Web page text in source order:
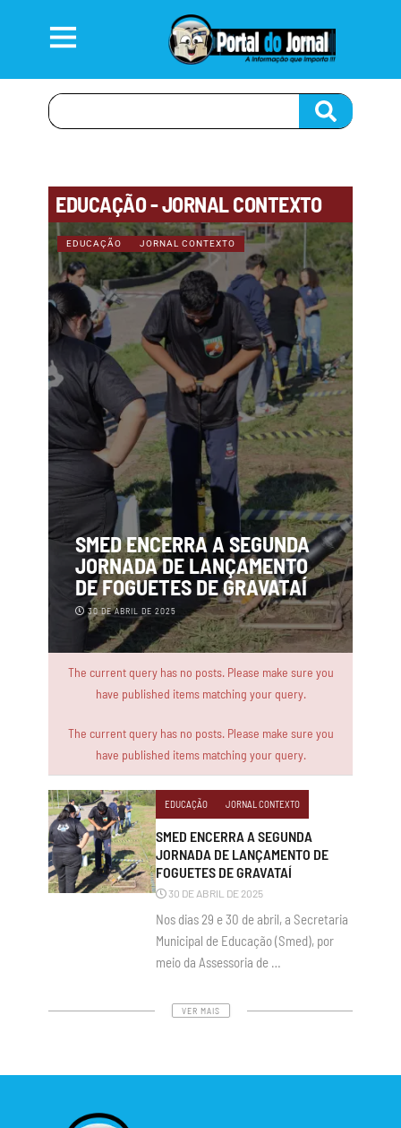
EDUCAÇÃO - JORNAL CONTEXTO
EDUCAÇÃO JORNAL CONTEXTO
SMED ENCERRA A SEGUNDA
JORNADA DE LANÇAMENTO
DE FOGUETES DE GRAVATAÍ
30 DE ABRIL DE 2025
The current query has no posts. Please make sure you
have published items matching your query.
The current query has no posts. Please make sure you
have published items matching your query.
EDUCAÇÃO JORNAL CONTEXTO
SMED ENCERRA A SEGUNDA
JORNADA DE LANÇAMENTO DE
FOGUETES DE GRAVATAÍ
30 DE ABRIL DE 2025
Nos dias 29 e 30 de abril, a Secretaria
Municipal de Educação (Smed), por
meio da Assessoria de …
VER MAIS